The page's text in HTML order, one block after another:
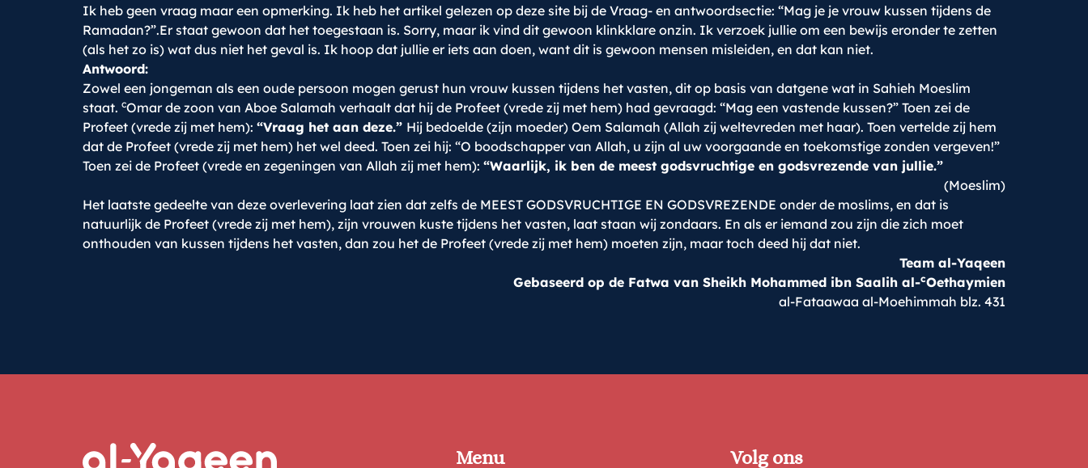
Ik heb geen vraag maar een opmerking. Ik heb het artikel gelezen op deze site bij de Vraag- en antwoordsectie: “Mag je je vrouw kussen tijdens de
Ramadan?”.Er staat gewoon dat het toegestaan is. Sorry, maar ik vind dit gewoon klinkklare onzin. Ik verzoek jullie om een bewijs eronder te zetten
(als het zo is) wat dus niet het geval is. Ik hoop dat jullie er iets aan doen, want dit is gewoon mensen misleiden, en dat kan niet.
Antwoord:
Zowel een jongeman als een oude persoon mogen gerust hun vrouw kussen tijdens het vasten, dit op basis van datgene wat in Sahieh Moeslim
staat. cOmar de zoon van Aboe Salamah verhaalt dat hij de Profeet (vrede zij met hem) had gevraagd: “Mag een vastende kussen?” Toen zei de
Profeet (vrede zij met hem): “Vraag het aan deze.” Hij bedoelde (zijn moeder) Oem Salamah (Allah zij weltevreden met haar). Toen vertelde zij hem
dat de Profeet (vrede zij met hem) het wel deed. Toen zei hij: “O boodschapper van Allah, u zijn al uw voorgaande en toekomstige zonden vergeven!”
Toen zei de Profeet (vrede en zegeningen van Allah zij met hem): “Waarlijk, ik ben de meest godsvruchtige en godsvrezende van jullie.”
(Moeslim)
Het laatste gedeelte van deze overlevering laat zien dat zelfs de MEEST GODSVRUCHTIGE EN GODSVREZENDE onder de moslims, en dat is
natuurlijk de Profeet (vrede zij met hem), zijn vrouwen kuste tijdens het vasten, laat staan wij zondaars. En als er iemand zou zijn die zich moet
onthouden van kussen tijdens het vasten, dan zou het de Profeet (vrede zij met hem) moeten zijn, maar toch deed hij dat niet.
Team al-Yaqeen
Gebaseerd op de Fatwa van Sheikh Mohammed ibn Saalih al-cOethaymien
al-Fataawaa al-Moehimmah blz. 431
Menu Volg ons